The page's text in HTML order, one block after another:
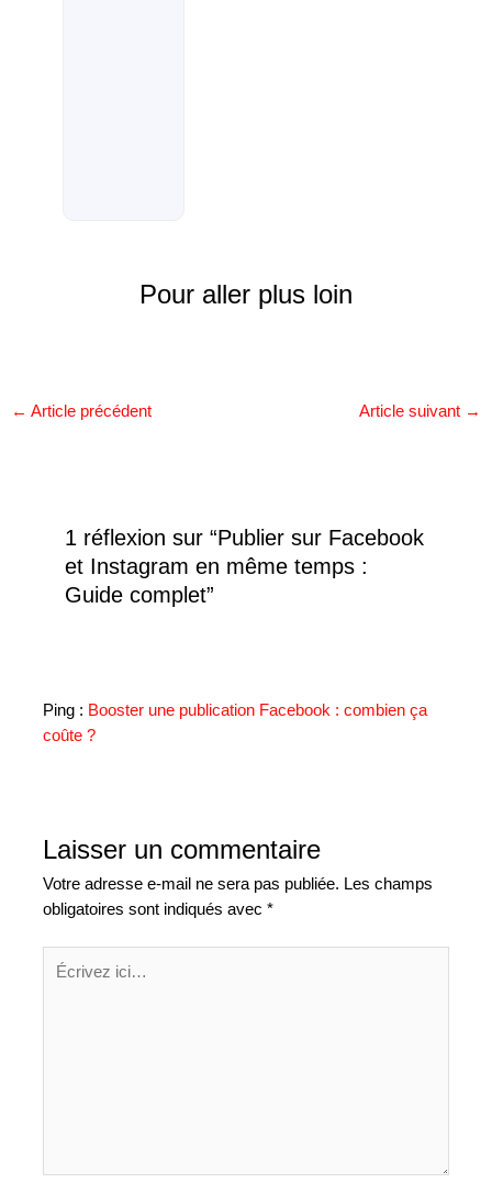
Pour aller plus loin
← Article précédent Article suivant →
1 réflexion sur “Publier sur Facebook
et Instagram en même temps :
Guide complet”
Ping : Booster une publication Facebook : combien ça
coûte ?
Laisser un commentaire
Votre adresse e-mail ne sera pas publiée. Les champs
obligatoires sont indiqués avec*
ici…